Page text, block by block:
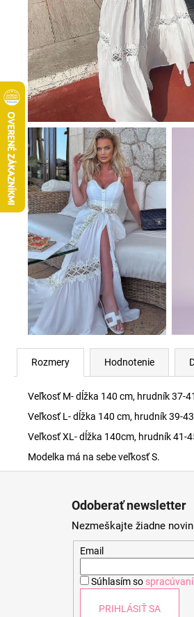
Rozmery Hodnotenie
Veľkosť M- dĺžka 140 cm, hrudník 37-
Veľkosť L- dĺžka 140 cm, hrudník 39-
Veľkosť XL- dĺžka 140cm, hrudník 41-
Modelka má na sebe veľkosť S.
Odoberať newsletter
Nezmeškajte žiadne
Email
Súhlasím so
PRIHLÁSIŤ SA